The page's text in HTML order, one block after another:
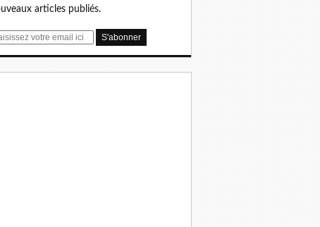
articles publiés.